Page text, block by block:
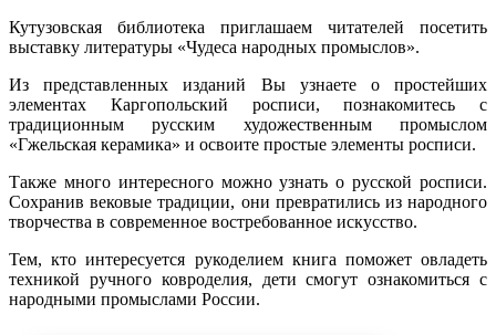
Кутузовская библиотека приглашаем читателей посетить
выставку литературы «Чудеса народных промыслов».
Из представленных изданий Вы узнаете о простейших
элементах Каргопольский росписи, познакомитесь с
традиционным русским художественным промыслом
«Гжельская керамика» и освоите простые элементы росписи.
Также много интересного можно узнать о русской росписи.
Сохранив вековые традиции, они превратились из народного
творчества в современное востребованное искусство.
Тем, кто интересуется рукоделием книга поможет овладеть
техникой ручного ковроделия, дети смогут ознакомиться с
народными промыслами России.